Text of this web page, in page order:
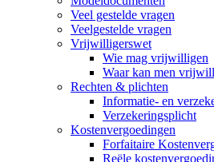
Veel gestelde vragen
Veelgestelde vragen
Vrijwilligerswet
Wie mag vrijwilligen
Waar kan men
Rechten & plichten
Informatie- en
Verzekeringsplicht
Kostenvergoedingen
Forfaitaire
Reële